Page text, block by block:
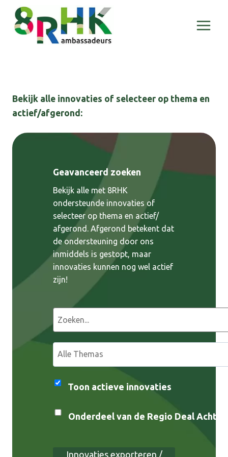
Doorgaan
naar
inhoud
Bekijk alle innovaties of selecteer op thema en
actief/afgerond:
Geavanceerd zoeken
Bekijk alle met 8RHK
ondersteunde innovaties of
selecteer op thema en actief/
afgerond. Afgerond betekent dat
de ondersteuning door ons
inmiddels is gestopt, maar
innovaties kunnen nog wel actief
zijn!
o
e
e
t
Toon actieve innovaties
Onderdeel van de Regio Deal
Innovaties exporteren /